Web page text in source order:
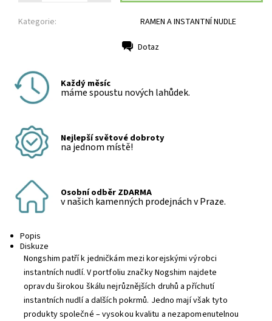
Kategorie: RAMEN A INSTANTNÍ NUDLE
Dotaz
Každý měsíc
máme spoustu nových lahůdek.
Nejlepší světové dobroty
na jednom místě!
Osobní odběr ZDARMA
v našich kamenných prodejnách v Praze.
Popis
Diskuze
Nongshim patří k jedničkám mezi korejskými výrobci
instantních nudlí. V portfoliu značky Nogshim najdete
opravdu širokou škálu nejrůznějších druhů a příchutí
instantních nudlí a dalších pokrmů. Jedno mají však tyto
produkty společné – vysokou kvalitu a nezapomenutelnou